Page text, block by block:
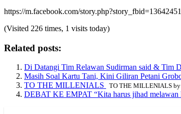
https://m.facebook.com/
(Visited 226 times, 1 visits today)
Related posts:
Di Datangi Tim Relawan Sudirman said & Tim
Masih Soal Kartu Tani, Kini Giliran Petani
TO THE MILLENIALS TO THE MILLENIALS by
DEBAT KE EMPAT “Kita harus jihad melawan